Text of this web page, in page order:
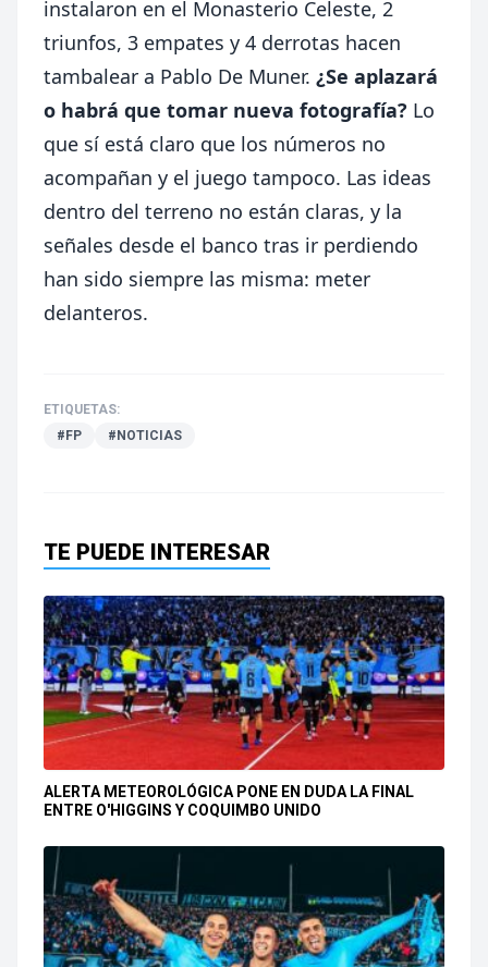
instalaron en el Monasterio Celeste, 2
triunfos, 3 empates y 4 derrotas hacen
tambalear a Pablo De Muner. ¿Se aplazará
o habrá que tomar nueva fotografía? Lo
que sí está claro que los números no
acompañan y el juego tampoco. Las ideas
dentro del terreno no están claras, y la
señales desde el banco tras ir perdiendo
han sido siempre las misma: meter
delanteros.
ETIQUETAS:
#FP
#NOTICIAS
TE PUEDE INTERESAR
ALERTA METEOROLÓGICA PONE EN DUDA LA FINAL
ENTRE O'HIGGINS Y COQUIMBO UNIDO